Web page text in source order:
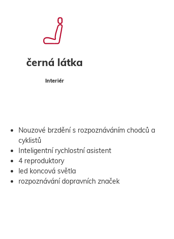
černá látka
Interiér
Nouzové brzdění s rozpoznáváním chodců a
cyklistů
Inteligentní rychlostní asistent
4 reproduktory
led koncová světla
rozpoznávání dopravních značek